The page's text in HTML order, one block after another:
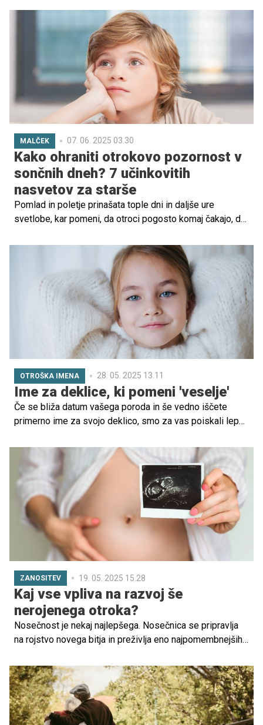
spodbudne besede? Kako pomagati brez dodatnega
pritiska, pojasnjujejo učiteljice in psihologinja prof. dr.
MALČEK 07. 06. 2025 03.30
Kako ohraniti otrokovo pozornost v
sončnih dneh? 7 učinkovitih
nasvetov za starše
Pomlad in poletje prinašata tople dni in daljše ure
svetlobe, kar pomeni, da otroci pogosto komaj čakajo, da
prinese izziv za starše – kako ohraniti otrokovo
pozornost pri šolskih nalogah, učenju in drugih
obveznostih, ko jih sonce tako vabi ven? V tem članku
boste našli 7 praktičnih nasvetov, kako učinkovito
pomagati otrokom ohraniti koncentracijo kljub lepem
OTROŠKA IMENA 28. 05. 2025 13.11
Ime za deklice, ki pomeni 'veselje'
Če se bliža datum vašega poroda in še vedno iščete
primerno ime za svojo deklico, smo za vas poiskali lepo,
pomen. Preverite.
ZANOSITEV 19. 05. 2025 15.28
Kaj vse vpliva na razvoj še
nerojenega otroka?
Nosečnost je nekaj najlepšega. Nosečnica se pripravlja
na rojstvo novega bitja in preživlja eno najpomembnejših
spoznala svojega otročka, in pazi nanj, še preden ugleda
luč sveta. Kako pa lahko kar najbolje poskrbi zanj s
svojimi navadami in življenjskim slogom?